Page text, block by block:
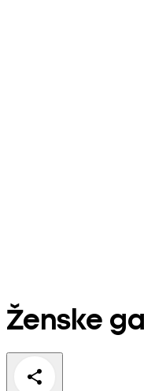
Ženske